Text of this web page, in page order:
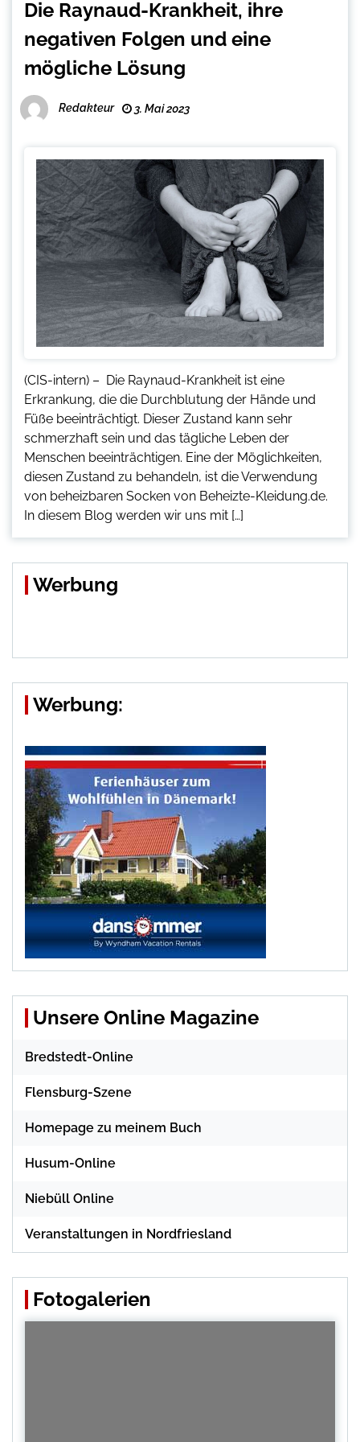
Die Raynaud-Krankheit, ihre
negativen Folgen und eine
mögliche Lösung
Redakteur 3. Mai 2023
(CIS-intern) – Die Raynaud-Krankheit ist eine
Erkrankung, die die Durchblutung der Hände und
Füße beeinträchtigt. Dieser Zustand kann sehr
schmerzhaft sein und das tägliche Leben der
Menschen beeinträchtigen. Eine der Möglichkeiten,
diesen Zustand zu behandeln, ist die Verwendung
von beheizbaren Socken von Beheizte-Kleidung.de.
In diesem Blog werden wir uns mit […]
Werbung
Werbung:
Unsere Online Magazine
Bredstedt-Online
Flensburg-Szene
Homepage zu meinem Buch
Husum-Online
Niebüll Online
Veranstaltungen in Nordfriesland
Fotogalerien